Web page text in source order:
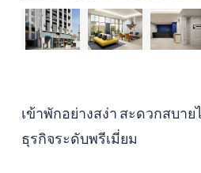
เข้าพักอย่างสง่า สะดวกสบา
ธุรกิจระดับพรีเมี่ยม